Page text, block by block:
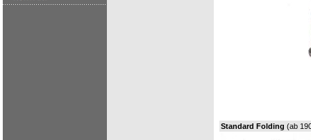
Standard Folding (ab